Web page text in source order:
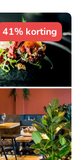
41% korting